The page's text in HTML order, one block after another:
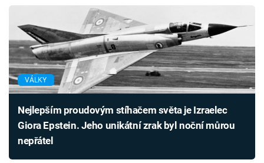
VÁLKY
Nejlepším proudovým stíhačem světa je Izraelec
Giora Epstein. Jeho unikátní zrak byl noční můrou
nepřátel